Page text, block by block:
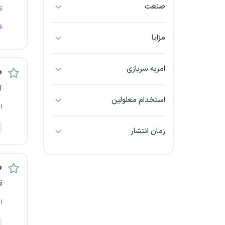
بجنورد
خراسان جنوبی
صنعت
مزایا
امریه سربازی
استخدام معلولین
زمان انتشار